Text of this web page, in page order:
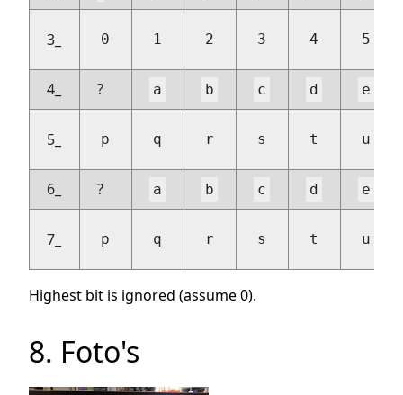
3_ 0 1 2 3 4 5
4_ ? a b c d e
5_ p q r s t u
6_ ? a b c d e
7_ p q r s t u
Highest bit is ignored (assume 0).
8. Foto's